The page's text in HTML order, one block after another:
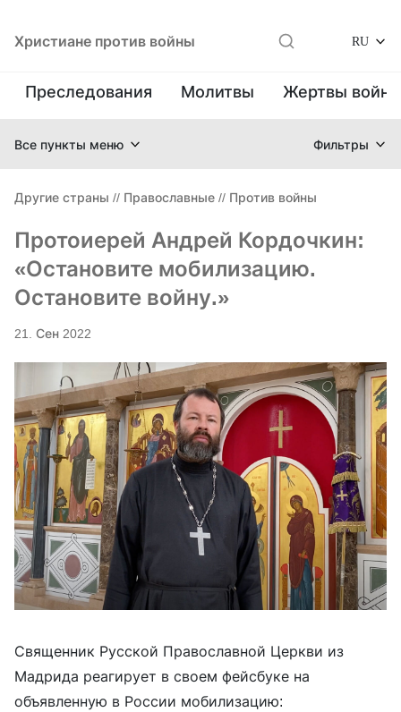
Христиане против войны RU
Преследования Молитвы Жертвы
Все пункты меню Фильтры
Другие страны // Православные // Против войны
Протоиерей Андрей Кордочкин:
«Остановите мобилизацию.
Остановите войну.»
21. Сен 2022
Священник Русской Православной Церкви из
Мадрида реагирует в своем фейсбуке на
объявленную в России мобилизацию: